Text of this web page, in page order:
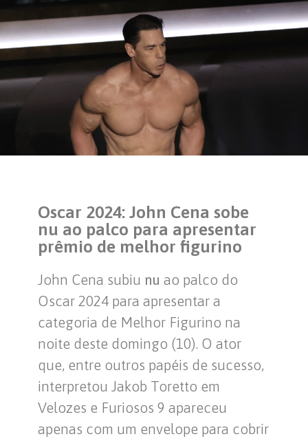
Oscar 2024: John Cena sobe
nu ao palco para apresentar
prêmio de melhor figurino
John Cena subiu nu ao palco do
Oscar 2024 para apresentar a
categoria de Melhor Figurino na
noite deste domingo (10). O ator
que, entre outros papéis de sucesso,
interpretou Jakob Toretto em
Velozes e Furiosos 9 apareceu
apenas com um envelope para cobrir